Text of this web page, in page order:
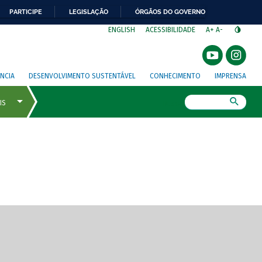
PARTICIPE LEGISLAÇÃO ÓRGÃOS DO GOVERNO
ENGLISH ACESSIBILIDADE A+ A-
DESENVOLVIMENTO SUSTENTÁVEL CONHECIMENTO IMPRENSA
de tela